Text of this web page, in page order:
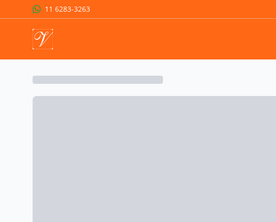
11 6283-3263